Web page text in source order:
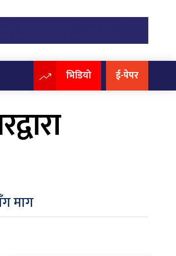
भिडियो ई-पेपर
माग